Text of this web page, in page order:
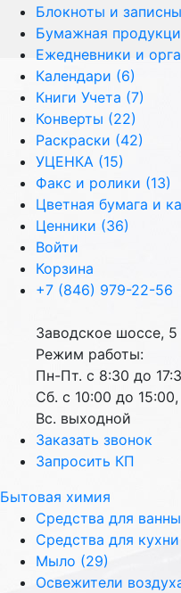
Блокноты и
Бумажная
Ежедневники и
Календари (6)
Книги Учета (7)
Конверты (22)
Раскраски (42)
УЦЕНКА (15)
Факс и ролики (13)
Цветная бумага и
Ценники (36)
Войти
Корзина
+7 (846) 979-22-56
Заводское шоссе, 5
Режим работы:
Пн-Пт. с 8:30 до
Сб. с 10:00 до 15:00,
Вс. выходной
Заказать звонок
Запросить КП
Бытовая химия
Средства для
Средства для
Мыло (29)
Освежители